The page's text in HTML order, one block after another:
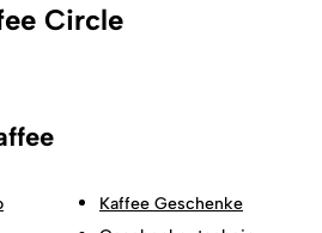
Circle
Kaffee Geschenke